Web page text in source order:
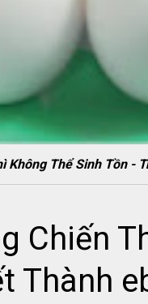
Không Thể Sinh Tồn -
Chiến
Thành